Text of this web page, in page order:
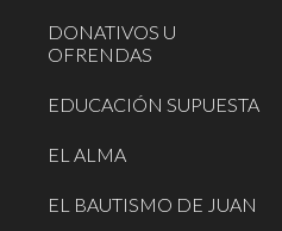
DONATIVOS U
OFRENDAS
EDUCACIÓN SUPUESTA
EL ALMA
EL BAUTISMO DE JUAN